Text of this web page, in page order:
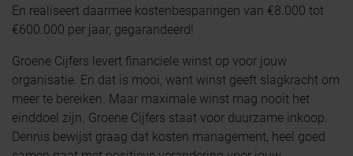
En realiseert daarmee kostenbesparingen van €8.000 tot
€600.000 per jaar, gegarandeerd!
Groene Cijfers levert financiele winst op voor jouw
organisatie. En dat is mooi, want winst geeft slagkracht om
meer te bereiken. Maar maximale winst mag nooit het
einddoel zijn. Groene Cijfers staat voor duurzame inkoop.
Dennis bewijst graag dat kosten management, heel goed